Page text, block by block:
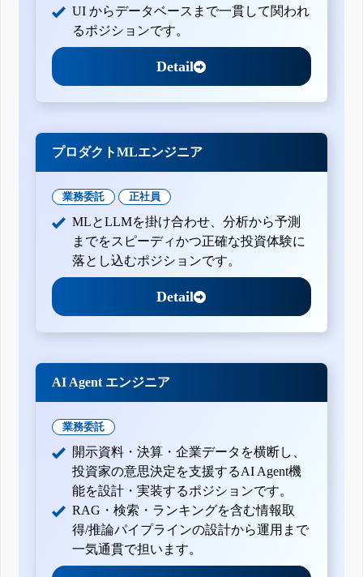
UI からデータベースまで一貫して関われ
るポジションです。
Detail
プロダクトMLエンジニア
業務委託 正社員
MLとLLMを掛け合わせ、分析から予測
までをスピーディかつ正確な投資体験に
落とし込むポジションです。
Detail
AI Agent エンジニア
業務委託
開示資料・決算・企業データを横断し、
投資家の意思決定を支援するAI Agent機
能を設計・実装するポジションです。
RAG・検索・ランキングを含む情報取
得/推論パイプラインの設計から運用まで
一気通貫で担います。